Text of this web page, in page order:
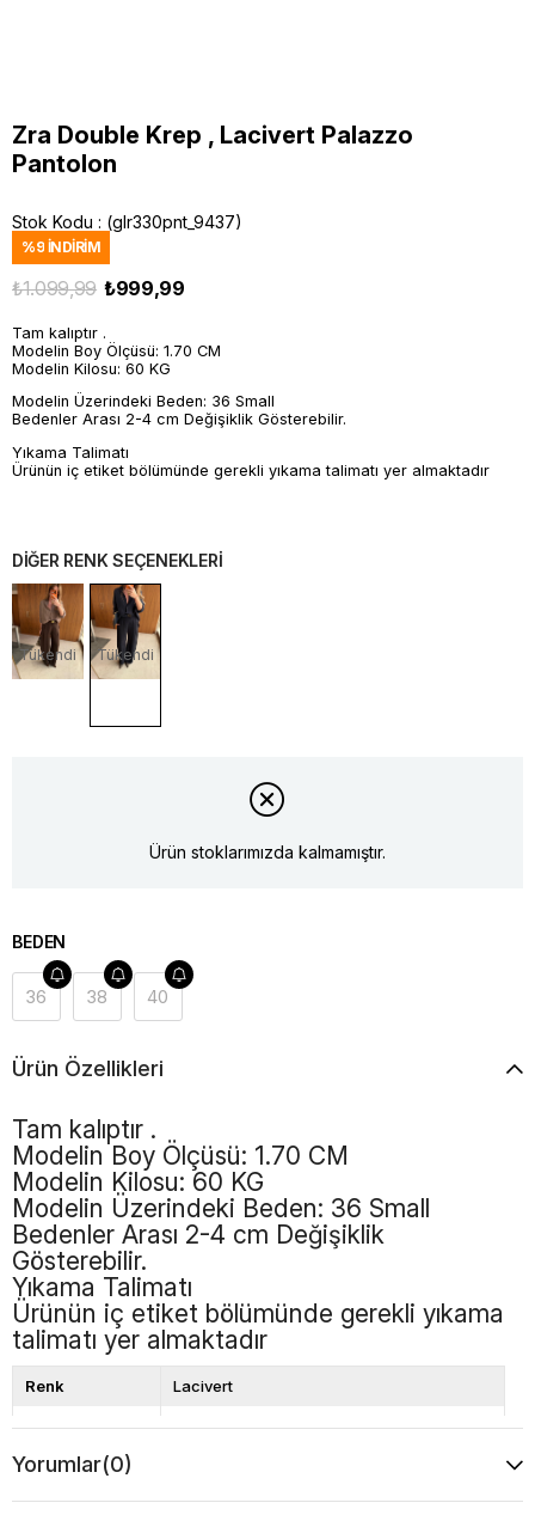
Zra Double Krep , Lacivert Palazzo
Pantolon
Stok Kodu (glr330pnt_9437)
%9 İNDIRIM
₺1.099,99 ₺999,99
Tam kalıptır .
Modelin Boy Ölçüsü: 1.70 CM
Modelin Kilosu: 60 KG
Modelin Üzerindeki Beden: 36 Small
Bedenler Arası 2-4 cm Değişiklik Gösterebilir.
Yıkama Talimatı
Ürünün iç etiket bölümünde gerekli yıkama talimatı yer almaktadır
DİĞER RENK SEÇENEKLERİ
Tükendi Tükendi
Ürün stoklarımızda kalmamıştır.
BEDEN
36 38 40
Ürün Özellikleri
Tam kalıptır .
Modelin Boy Ölçüsü: 1.70 CM
Modelin Kilosu: 60 KG
Modelin Üzerindeki Beden: 36 Small
Bedenler Arası 2-4 cm Değişiklik
Gösterebilir.
Yıkama Talimatı
Ürünün iç etiket bölümünde gerekli yıkama
talimatı yer almaktadır
Renk Lacivert
Kalıp Bol Kalıp
Boy
Desen Düz
Yorumlar(0)